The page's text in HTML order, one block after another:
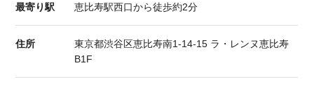
最寄り駅 恵比寿駅西口から徒歩約2分
住所
東京都渋谷区恵比寿南1-14-15 ラ・レンヌ恵比寿
B1F